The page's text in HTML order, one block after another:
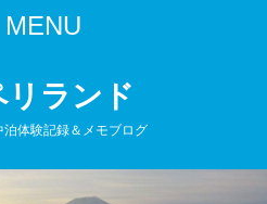
リランド
泊体験記録＆メモブログ